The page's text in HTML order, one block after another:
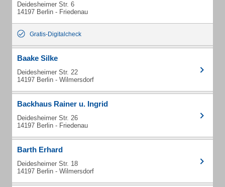
Deidesheimer Str. 6
14197 Berlin - Friedenau
Gratis-Digitalcheck
Baake Silke
Deidesheimer Str. 22
14197 Berlin - Wilmersdorf
Backhaus Rainer u. Ingrid
Deidesheimer Str. 26
14197 Berlin - Friedenau
Barth Erhard
Deidesheimer Str. 18
14197 Berlin - Wilmersdorf